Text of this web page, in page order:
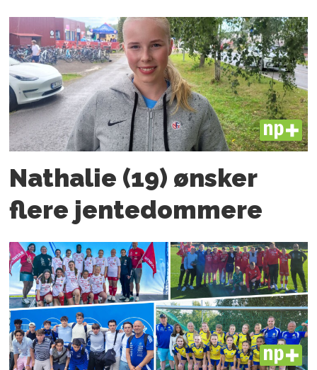
PLUS
Nathalie (19) ønsker
flere jente­­dommere
PLUS